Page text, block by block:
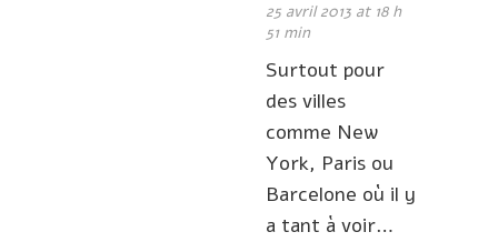
25 avril 2013 at 18 h
51 min
Surtout pour
des villes
comme New
York, Paris ou
Barcelone où il y
a tant à voir…